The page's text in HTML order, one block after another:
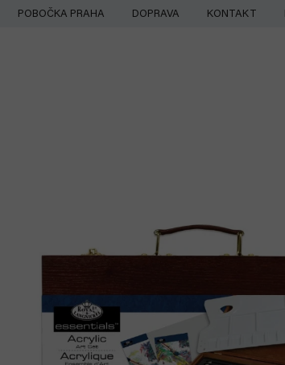
Přejít
POBOČKA PRAHA DOPRAVA KONTAKT